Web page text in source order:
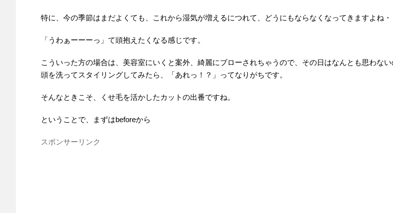
特に、今の季節はまだよくても、これから湿気が増えるにつれて、どうにもならなくなってきますよね・
「うわぁーーーっ」て頭抱えたくなる感じです。
こういった方の場合は、美容室にいくと案外、綺麗にブローされちゃうので、その日はなんとも思わな
頭を洗ってスタイリングしてみたら、「あれっ！？」ってなりがちです。
そんなときこそ、くせ毛を活かしたカットの出番ですね。
ということで、まずはbeforeから
スポンサーリンク